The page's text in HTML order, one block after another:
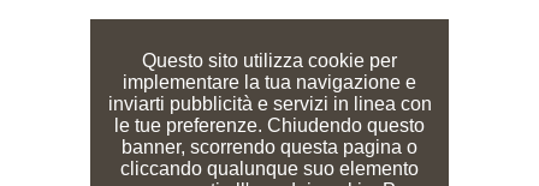
Questo sito utilizza cookie per
implementare la tua navigazione e
inviarti pubblicità e servizi in linea con
le tue preferenze. Chiudendo questo
banner, scorrendo questa pagina o
cliccando qualunque suo elemento